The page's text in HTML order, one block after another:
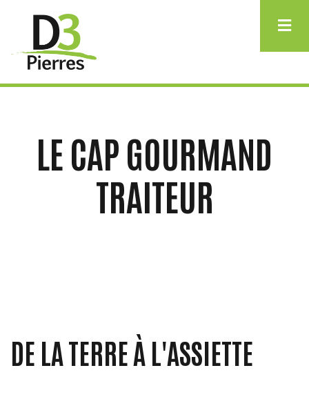
principal
LE CAP GOURMAND
TRAITEUR
DE LA TERRE À L'ASSIETTE